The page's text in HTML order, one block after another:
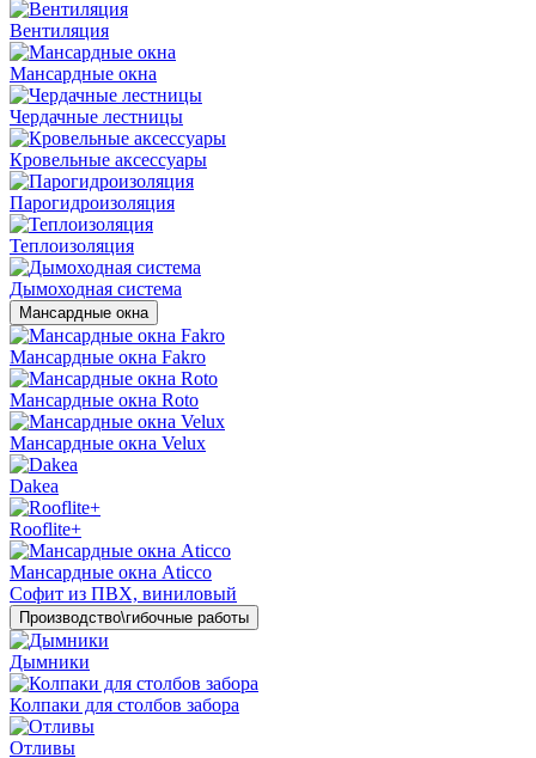
Вентиляция
Мансардные окна
Чердачные лестницы
Кровельные аксессуары
Парогидроизоляция
Теплоизоляция
Дымоходная система
Мансардные окна
Мансардные окна Fakro
Мансардные окна Roto
Мансардные окна Velux
Dakea
Rooflite+
Мансардные окна Aticco
Софит из ПВХ, виниловый
Производство\гибочные работы
Дымники
Колпаки для столбов забора
Отливы